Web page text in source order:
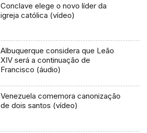
Conclave elege o novo líder da
igreja católica (vídeo)
Albuquerque considera que Leão
XIV será a continuação de
Francisco (áudio)
Venezuela comemora canonização
de dois santos (vídeo)